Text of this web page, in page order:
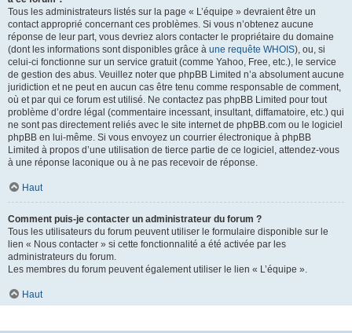
Tous les administrateurs listés sur la page « L’équipe » devraient être un
contact approprié concernant ces problèmes. Si vous n’obtenez aucune
réponse de leur part, vous devriez alors contacter le propriétaire du domaine
(dont les informations sont disponibles grâce à une requête WHOIS), ou, si
celui-ci fonctionne sur un service gratuit (comme Yahoo, Free, etc.), le service
de gestion des abus. Veuillez noter que phpBB Limited n’a absolument aucune
juridiction et ne peut en aucun cas être tenu comme responsable de comment,
où et par qui ce forum est utilisé. Ne contactez pas phpBB Limited pour tout
problème d’ordre légal (commentaire incessant, insultant, diffamatoire, etc.) qui
ne sont pas directement reliés avec le site internet de phpBB.com ou le logiciel
phpBB en lui-même. Si vous envoyez un courrier électronique à phpBB
Limited à propos d’une utilisation de tierce partie de ce logiciel, attendez-vous
à une réponse laconique ou à ne pas recevoir de réponse.
Haut
Comment puis-je contacter un administrateur du forum ?
Tous les utilisateurs du forum peuvent utiliser le formulaire disponible sur le
lien « Nous contacter » si cette fonctionnalité a été activée par les
administrateurs du forum.
Les membres du forum peuvent également utiliser le lien « L’équipe ».
Haut